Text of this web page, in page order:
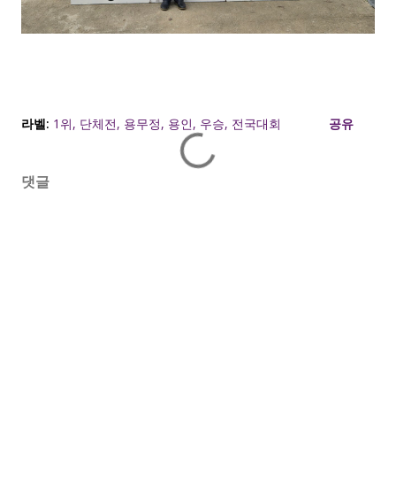
라벨: 1위 단체전 용무정 용인 우승 전국대회 공유
댓글